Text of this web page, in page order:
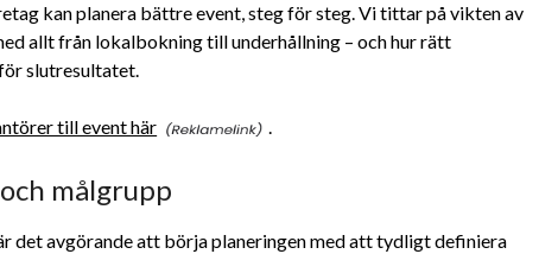
kan planera bättre event, steg för steg. Vi tittar på vikten av
allt från lokalbokning till underhållning – och hur rätt
slutresultatet.
till event här .
målgrupp
det avgörande att börja planeringen med att tydligt definiera